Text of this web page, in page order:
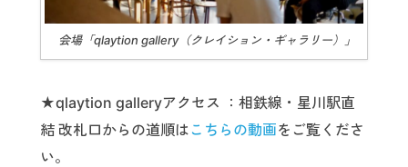
会場「qlaytion gallery（クレイション・ギャラリー）」
★qlaytion galleryアクセス ：相鉄線・星川駅直
結 改札口からの道順は こちらの動画をご覧くださ
い。